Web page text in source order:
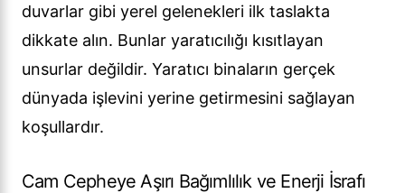
duvarlar gibi yerel gelenekleri ilk taslakta
dikkate alın. Bunlar yaratıcılığı kısıtlayan
unsurlar değildir. Yaratıcı binaların gerçek
dünyada işlevini yerine getirmesini sağlayan
koşullardır.
Cam Cepheye Aşırı Bağımlılık ve Enerji İsrafı